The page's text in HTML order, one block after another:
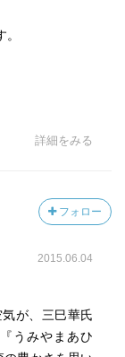
詳細をみる
フォロー
2015.06.04
が、三巳華氏
うみやまあひ